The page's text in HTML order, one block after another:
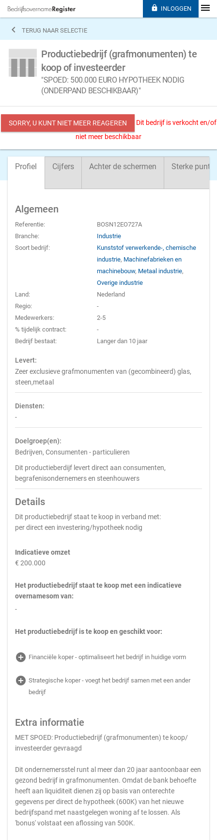
 TERUG NAAR SELECTIE
Productiebedrijf (grafmonumenten) te
koop of investeerder
"SPOED: 500.000 EURO HYPOTHEEK NODIG
(ONDERPAND BESCHIKBAAR)"
SORRY, U KUNT NIET MEER REAGEREN
Dit bedrijf is verkocht en/of
niet meer beschikbaar
Profiel Cijfers Achter de schermen Sterke
Algemeen
Referentie:
BOSN12EO727A
Branche:
Industrie
Soort bedrijf:
Kunststof verwerkende-, chemische
industrie, Machinefabrieken en
machinebouw, Metaal industrie,
Overige industrie
Land:
Nederland
Regio:
-
Medewerkers:
2-5
% tijdelijk contract:
-
Bedrijf bestaat:
Langer dan 10 jaar
Levert:
Zeer exclusieve grafmonumenten van (gecombineerd) glas,
steen,metaal
Diensten:
-
Doelgroep(en):
Bedrijven, Consumenten - particulieren
Dit productieberdijf levert direct aan consumenten,
begrafenisondernemers en steenhouwers
Details
Dit productiebedrijf staat te koop in verband met:
per direct een investering/hypotheek nodig
Indicatieve omzet
€ 200.000
Het productiebedrijf staat te koop met een indicatieve
overnamesom van:
-
Het productiebedrijf is te koop en geschikt voor:
add_circle Financiële koper - optimaliseert het bedrijf in huidige vorm
add_circle Strategische koper - voegt het bedrijf samen met een ander
bedrijf
Extra informatie
MET SPOED: Productiebedrijf (grafmonumenten) te koop/
investeerder gevraagd
Dit ondernemersstel runt al meer dan 20 jaar aantoonbaar een
gezond bedrijf in grafmonumenten. Omdat de bank behoefte
heeft aan liquiditeit dienen zij op basis van onterechte
gegevens per direct de hypotheek (600K) van het nieuwe
bedrijfspand met naastgelegen woning af te lossen. Als
'bonus' volstaat een aflossing van 500K.
 INLOGGEN